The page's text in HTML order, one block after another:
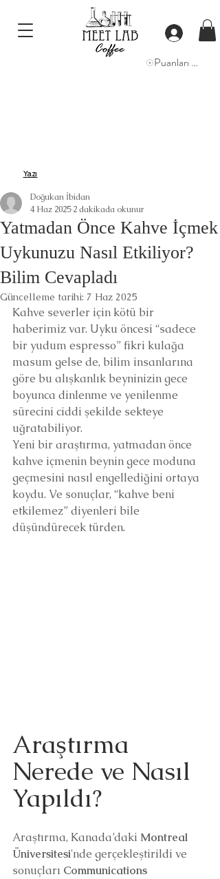
Puanları Görüntüle
Yazı
Yatmadan Önce Kahve İçmek
Uykunuzu Nasıl Etkiliyor?
Bilim Cevapladı
Doğukan İbidan
4 Haz 2025 2 dakikada okunur
Güncelleme tarihi: 7 Haz 2025
Kahve severler için kötü bir
haberimiz var. Uyku öncesi “sadece
bir yudum espresso” fikri kulağa
masum gelse de, bilim insanlarına
göre bu alışkanlık beyninizin gece
boyunca dinlenme ve yenilenme
sürecini ciddi şekilde sekteye
uğratabiliyor.
Yeni bir araştırma, yatmadan önce
kahve içmenin beynin gece moduna
geçmesini nasıl engellediğini ortaya
koydu. Ve sonuçlar, “kahve beni
etkilemez” diyenleri bile
düşündürecek türden.
Araştırma
Nerede ve Nasıl
Yapıldı?
Araştırma, Kanada’daki Montreal
Üniversitesi'nde gerçekleştirildi ve
sonuçları Communications